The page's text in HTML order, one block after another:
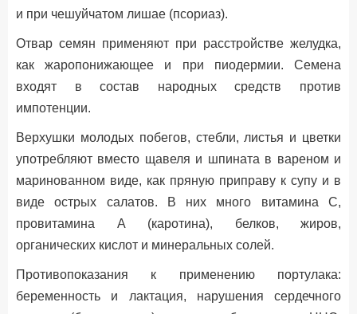
и при чешуйчатом лишае (псориаз).
Отвар семян применяют при расстройстве желудка,
как жаропонижающее и при пиодермии. Семена
входят в состав народных средств против
импотенции.
Верхушки молодых побегов, стебли, листья и цветки
употребляют вместо щавеля и шпината в вареном и
маринованном виде, как пряную приправу к супу и в
виде острых салатов. В них много витамина С,
провитамина А (каротина), белков, жиров,
органических кислот и минеральных солей.
Противопоказания к применению портулака:
беременность и лактация, нарушения сердечного